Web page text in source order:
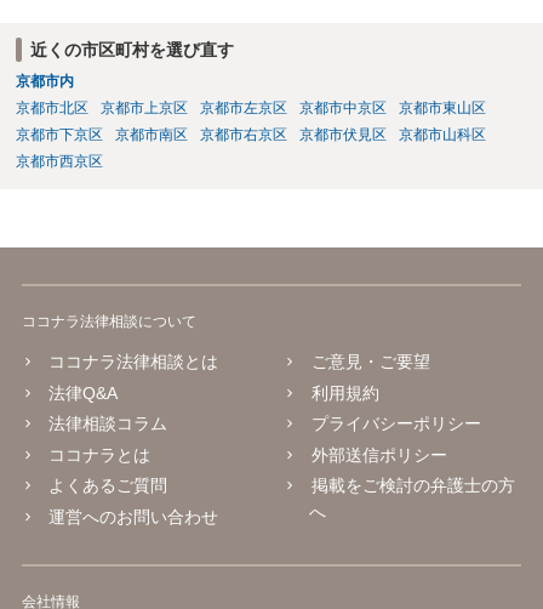
近くの市区町村を選び直す
京都市内
京都市北区
京都市上京区 京都市左京区 京都市中京区
京都市東山区
京都市下京区
京都市南区 京都市右京区 京都市伏見区
京都市山科区
京都市西京区
ココナラ法律相談について
ココナラ法律相談とは
法律Q&A
法律相談コラム
ココナラとは
よくあるご質問
運営へのお問い合わせ
ご意見・ご要望
利用規約
プライバシーポリシー
外部送信ポリシー
掲載をご検討の弁護士の方
へ
会社情報